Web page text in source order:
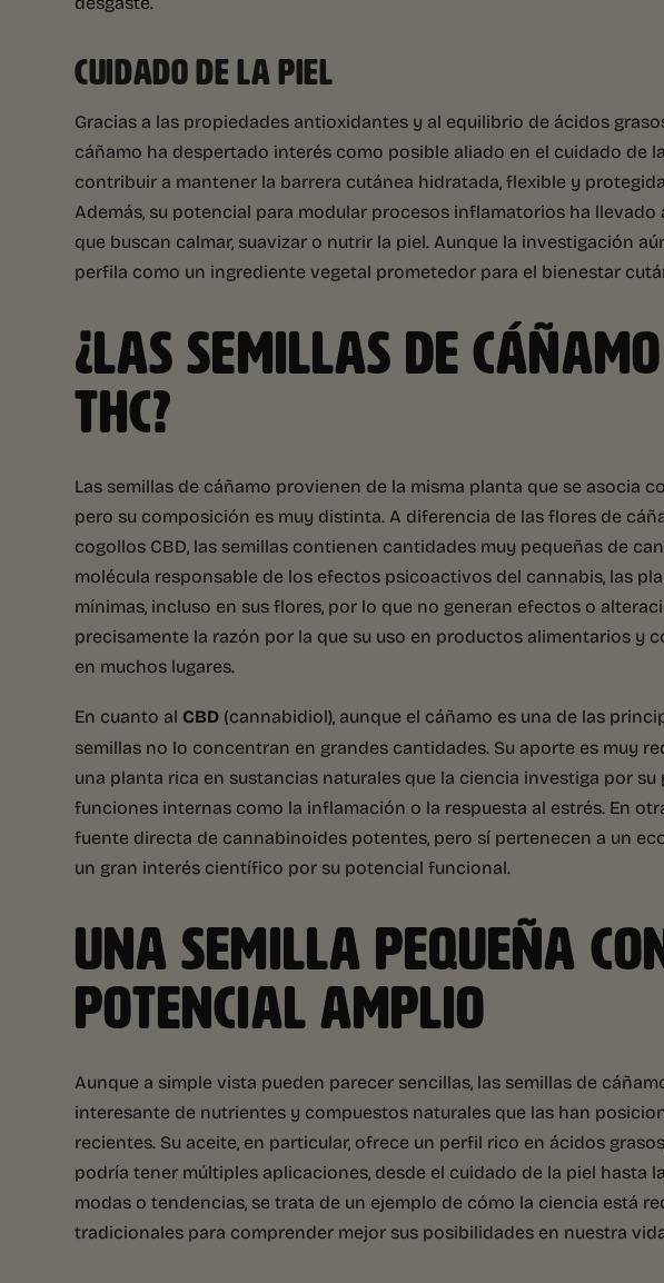
CUIDADO DE LA PIEL
Gracias a las propiedades antioxidantes y al equilibrio de ácidos
cáñamo ha despertado interés como posible aliado en el cuidado de
contribuir a mantener la barrera cutánea hidratada, flexible y
Además, su potencial para modular procesos inflamatorios ha
que buscan calmar, suavizar o nutrir la piel. Aunque la investigación
perfila como un ingrediente vegetal prometedor para el bienestar
¿LAS SEMILLAS DE
THC?
Las semillas de cáñamo provienen de la misma planta que se asocia
pero su composición es muy distinta. A diferencia de las flores de
cogollos CBD, las semillas contienen cantidades muy pequeñas de
molécula responsable de los efectos psicoactivos del cannabis, las
mínimas, incluso en sus flores, por lo que no generan efectos o
precisamente la razón por la que su uso en productos alimentarios y
en muchos lugares.
En cuanto al CBD (cannabidiol), aunque el cáñamo es una de las
semillas no lo concentran en grandes cantidades. Su aporte es muy
una planta rica en sustancias naturales que la ciencia investiga por
funciones internas como la inflamación o la respuesta al estrés. En
fuente directa de cannabinoides potentes, pero sí pertenecen a un
un gran interés científico por su potencial funcional.
UNA SEMILLA PEQUEÑA
POTENCIAL AMPLIO
Aunque a simple vista pueden parecer sencillas, las semillas de
interesante de nutrientes y compuestos naturales que las han
recientes. Su aceite, en particular, ofrece un perfil rico en ácidos
podría tener múltiples aplicaciones, desde el cuidado de la piel hasta
modas o tendencias, se trata de un ejemplo de cómo la ciencia está
tradicionales para comprender mejor sus posibilidades en nuestra